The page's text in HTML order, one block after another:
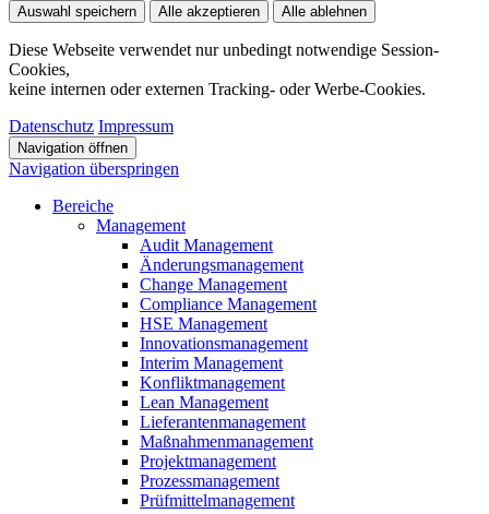
Auswahl speichern Alle akzeptieren Alle ablehnen
Diese Webseite verwendet nur unbedingt notwendige Session-
Cookies,
keine internen oder externen Tracking- oder Werbe-Cookies.
Datenschutz Impressum
Navigation öffnen
Navigation überspringen
Bereiche
Management
Audit Management
Änderungsmanagement
Change Management
Compliance Management
HSE Management
Innovationsmanagement
Interim Management
Konfliktmanagement
Lean Management
Lieferantenmanagement
Maßnahmenmanagement
Projektmanagement
Prozessmanagement
Prüfmittelmanagement